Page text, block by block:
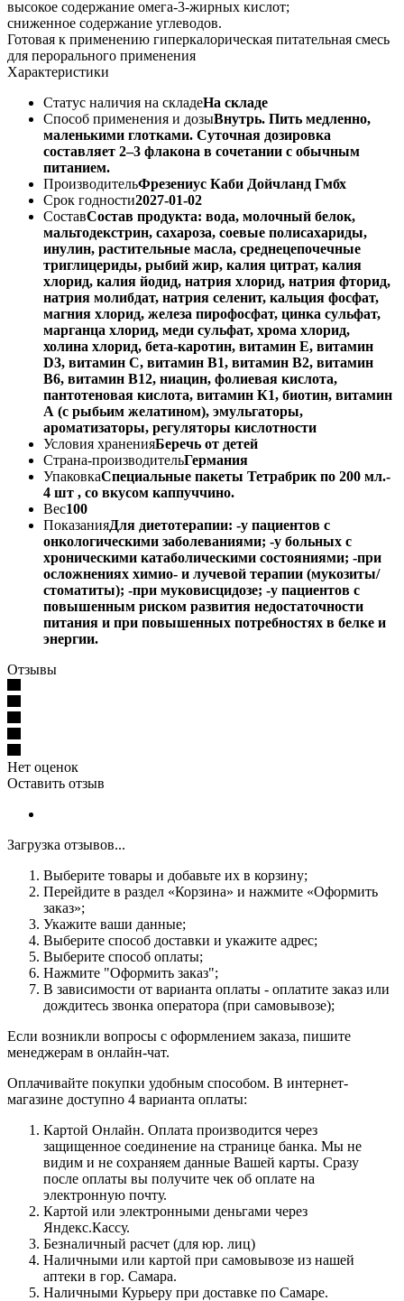
высокое содержание омега-3-жирных кислот;
сниженное содержание углеводов.
Готовая к применению гиперкалорическая питательная смесь
для перорального применения
Характеристики
Статус наличия на складеНа складе
Способ применения и дозыВнутрь. Пить медленно,
маленькими глотками. Суточная дозировка
составляет 2–3 флакона в сочетании с обычным
питанием.
ПроизводительФрезениус Каби Дойчланд Гмбх
Срок годности2027-01-02
СоставСостав продукта: вода, молочный белок,
мальтодекстрин, сахароза, соевые полисахариды,
инулин, растительные масла, среднецепочечные
триглицериды, рыбий жир, калия цитрат, калия
хлорид, калия йодид, натрия хлорид, натрия фторид,
натрия молибдат, натрия селенит, кальция фосфат,
магния хлорид, железа пирофосфат, цинка сульфат,
марганца хлорид, меди сульфат, хрома хлорид,
холина хлорид, бета-каротин, витамин Е, витамин
D3, витамин С, витамин В1, витамин В2, витамин
В6, витамин В12, ниацин, фолиевая кислота,
пантотеновая кислота, витамин К1, биотин, витамин
А (с рыбьим желатином), эмульгаторы,
ароматизаторы, регуляторы кислотности
Условия храненияБеречь от детей
Страна-производительГермания
УпаковкаСпециальные пакеты Тетрабрик по 200 мл.-
4 шт , со вкусом каппуччино.
Вес100
ПоказанияДля диетотерапии: -у пациентов с
онкологическими заболеваниями; -у больных с
хроническими катаболическими состояниями; -при
осложнениях химио- и лучевой терапии (мукозиты/
стоматиты); -при муковисцидозе; -у пациентов с
повышенным риском развития недостаточности
питания и при повышенных потребностях в белке и
энергии.
Отзывы
Нет оценок
Оставить отзыв
Загрузка отзывов...
Выберите товары и добавьте их в корзину;
Перейдите в раздел «Корзина» и нажмите «Оформить
заказ»;
Укажите ваши данные;
Выберите способ доставки и укажите адрес;
Выберите способ оплаты;
Нажмите "Оформить заказ";
В зависимости от варианта оплаты - оплатите заказ или
дождитесь звонка оператора (при самовывозе);
Если возникли вопросы с оформлением заказа, пишите
менеджерам в онлайн-чат.
Оплачивайте покупки удобным способом. В интернет-
магазине доступно 4 варианта оплаты:
Картой Онлайн. Оплата производится через
защищенное соединение на странице банка. Мы не
видим и не сохраняем данные Вашей карты. Сразу
после оплаты вы получите чек об оплате на
электронную почту.
Картой или электронными деньгами через
Яндекс.Кассу.
Безналичный расчет (для юр. лиц)
Наличными или картой при самовывозе из нашей
аптеки в гор. Самара.
Наличными Курьеру при доставке по Самаре.